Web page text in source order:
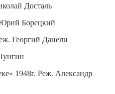
Досталь
Борецкий
Георгий Данели
1948г. Реж. Александр